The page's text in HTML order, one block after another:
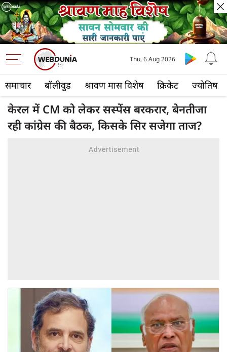
समाचार बॉलीवुड श्रावण मास विशेष क्रिकेट ज्योतिष
Thu, 6 Aug 2026
केरल में CM को लेकर सस्पेंस बरकरार, बेनतीजा
रही कांग्रेस की बैठक, किसके सिर सजेगा ताज?